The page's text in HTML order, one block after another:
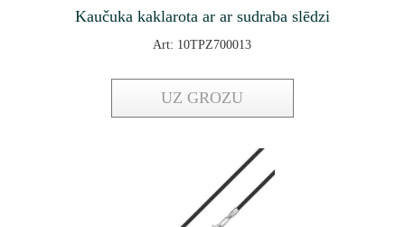
Kaučuka kaklarota ar ar sudraba slēdzi
Art: 10TPZ700013
UZ GROZU